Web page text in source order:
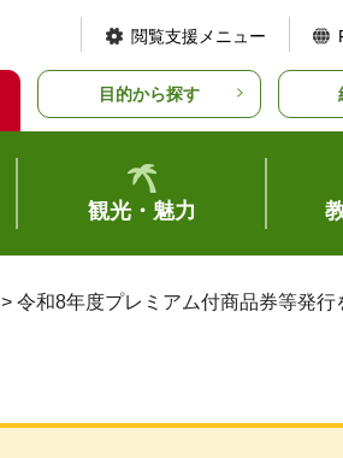
閲覧支援メニュー
目的から探す
観光・魅力
> 令和8年度プレミアム付商品券等発